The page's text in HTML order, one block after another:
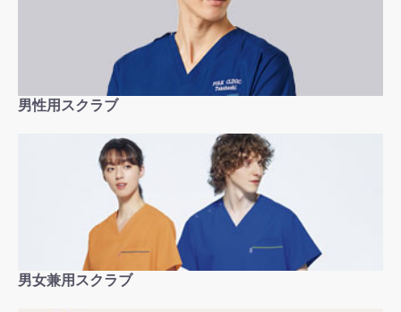
男性用スクラブ
男女兼用スクラブ